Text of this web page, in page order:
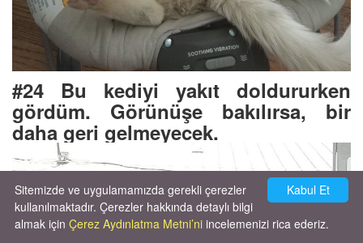
#24 Bu kediyi yakıt doldururken
gördüm. Görünüşe bakılırsa, bir
daha geri gelmeyecek.
Kabul Et
Sitemizde ve uygulamamızda gerekli çerezler
kullanılmaktadır. Çerezler hakkında detaylı bilgi
almak için Çerez Aydınlatma Metni’ni incelemenizi rica ederiz.